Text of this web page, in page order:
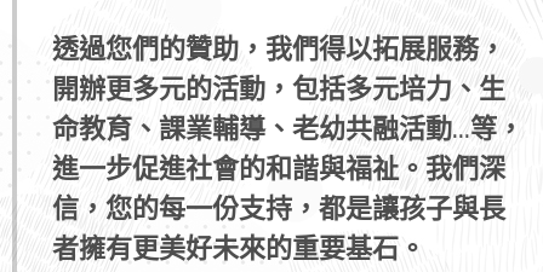
透過您們的贊助，我們得以拓展服務，
開辦更多元的活動，包括多元培力、生
命教育、課業輔導、老幼共融活動...等，
進一步促進社會的和諧與福祉。我們深
信，您的每一份支持，都是讓孩子與長
者擁有更美好未來的重要基石。